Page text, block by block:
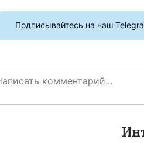
Подписывайтесь на наш